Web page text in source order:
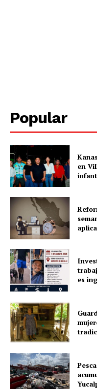
Yucatán
Sociedad y Negocios
Policíacas
Deportes
Política
Municipios
Popular
en
es